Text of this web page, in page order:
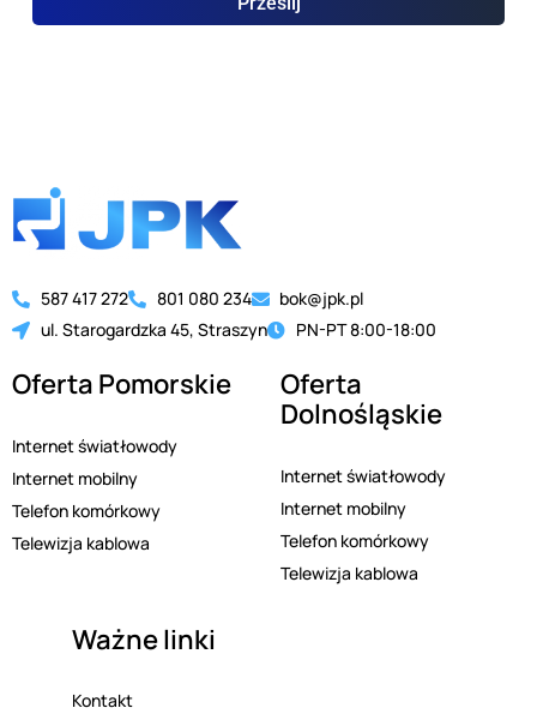
587 417 272 801 080 234
bok@jpk.pl
ul. Starogardzka 45, Straszyn
PN-PT 8:00-18:00
Oferta Pomorskie
Internet światłowody
Internet mobilny
Telefon komórkowy
Telewizja kablowa
Oferta
Dolnośląskie
Internet światłowody
Internet mobilny
Telefon komórkowy
Telewizja kablowa
Ważne linki
Kontakt